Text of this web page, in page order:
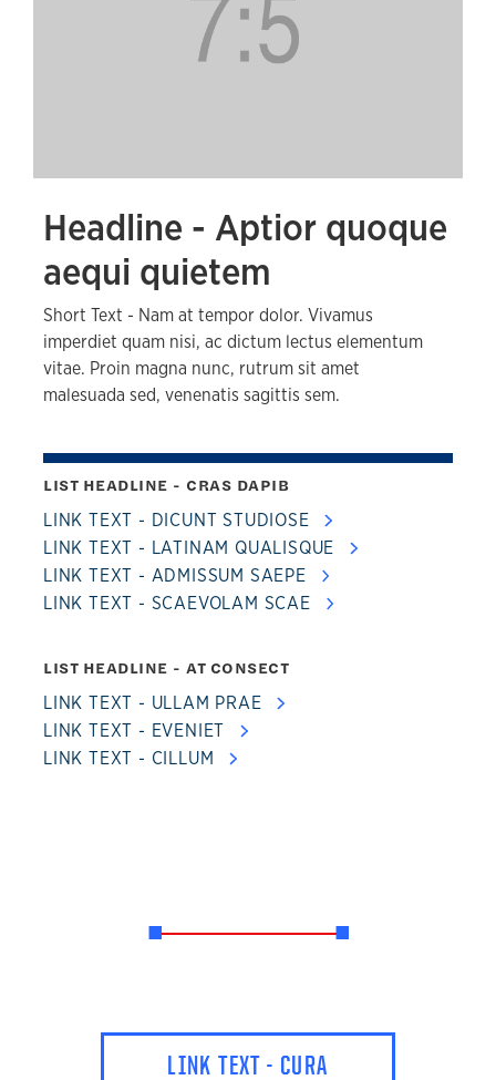
Headline - Aptior quoque
aequi quietem
Short Text - Nam at tempor dolor. Vivamus
imperdiet quam nisi, ac dictum lectus elementum
vitae. Proin magna nunc, rutrum sit amet
malesuada sed, venenatis sagittis sem.
LIST HEADLINE - CRAS DAPIB
LINK TEXT - DICUNT STUDIOSE
LINK TEXT - LATINAM QUALISQUE
LINK TEXT - ADMISSUM SAEPE
LINK TEXT - SCAEVOLAM SCAE
LIST HEADLINE - AT CONSECT
LINK TEXT - ULLAM PRAE
LINK TEXT - EVENIET
LINK TEXT - CILLUM
LINK TEXT - CURA